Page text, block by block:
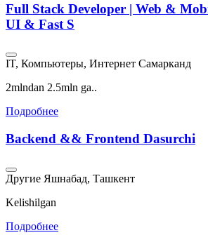
Full Stack Developer | Web &
UI & Fast S
IT, Компьютеры, Интернет Самарканд
2mlndan 2.5mln ga..
Подробнее
Backend && Frontend Dasurchi
Другие Яшнабад, Ташкент
Kelishilgan
Подробнее